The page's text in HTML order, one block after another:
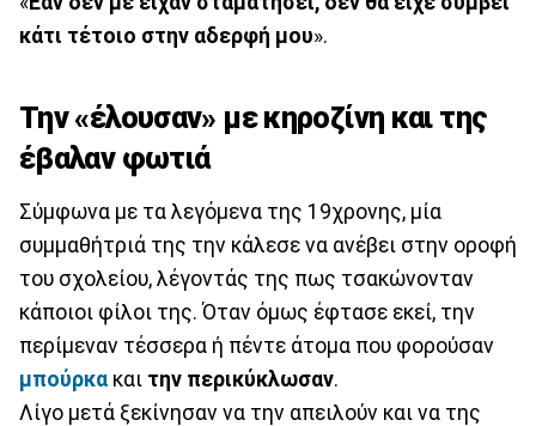
κάτι τέτοιο στην αδερφή μου».
Την «έλουσαν» με κηροζίνη και της
έβαλαν φωτιά
Σύμφωνα με τα λεγόμενα της 19χρονης, μία
συμμαθήτριά της την κάλεσε να ανέβει στην οροφή
του σχολείου, λέγοντάς της πως τσακώνονταν
κάποιοι φίλοι της. Όταν όμως έφτασε εκεί, την
περίμεναν τέσσερα ή πέντε άτομα που φορούσαν
μπούρκα και την περικύκλωσαν.
Λίγο μετά ξεκίνησαν να την απειλούν και να της